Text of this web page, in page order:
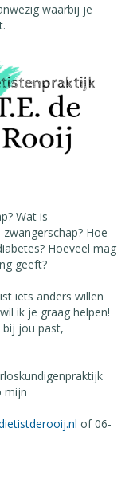
waarbij je
Wat is
Hoe
Hoeveel mag
geeft?
iets anders willen
ik je graag helpen!
jou past,
mijn
of 06-